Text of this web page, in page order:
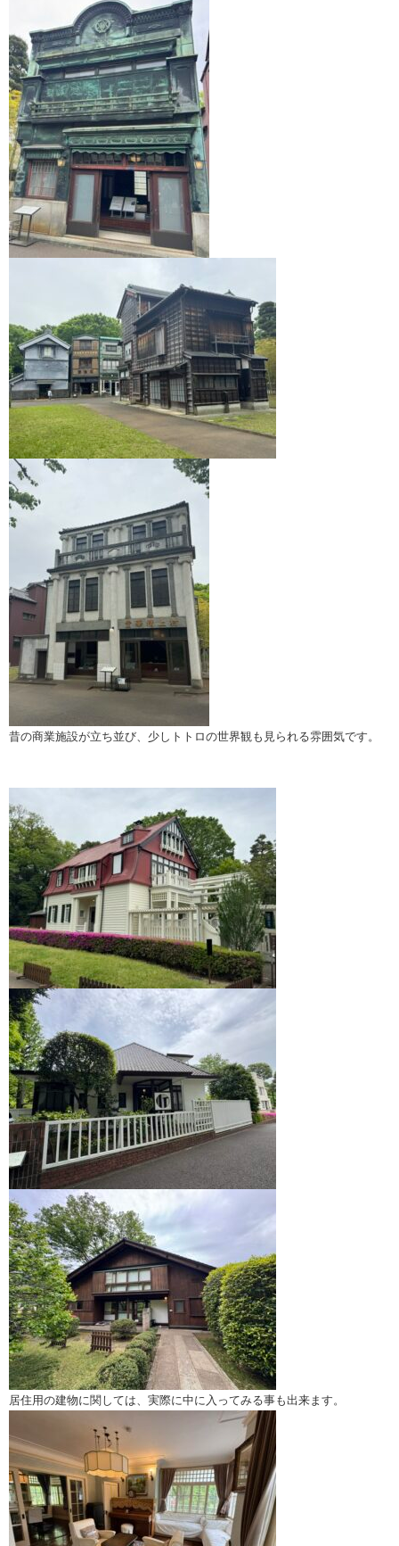
昔の商業施設が立ち並び、少しトトロの世界観も見られる雰囲気です。
居住用の建物に関しては、実際に中に入ってみる事も出来ます。